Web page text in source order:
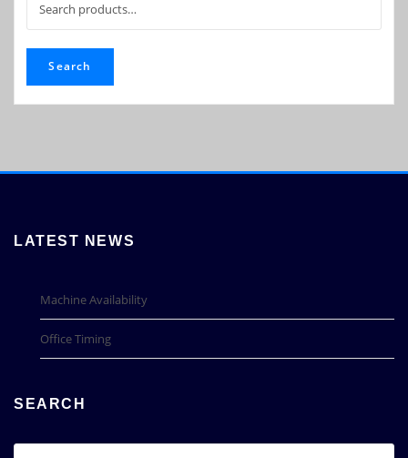
for:
Search
LATEST NEWS
Machine Availability
Office Timing
SEARCH